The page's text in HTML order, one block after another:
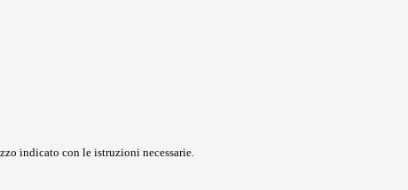
indicato con le istruzioni necessarie.